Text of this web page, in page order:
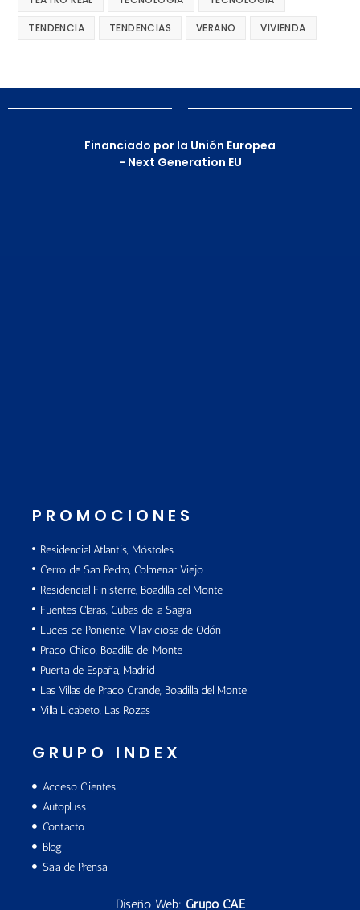
TENDENCIA TENDENCIAS VERANO VIVIENDA
Financiado por la Unión Europea
- Next Generation EU
PROMOCIONES
Residencial Atlantis, Móstoles
Cerro de San Pedro, Colmenar Viejo
Residencial Finisterre, Boadilla del Monte
Fuentes Claras, Cubas de la Sagra
Luces de Poniente, Villaviciosa de Odón
Prado Chico, Boadilla del Monte
Puerta de España, Madrid
Las Villas de Prado Grande, Boadilla del Monte
Villa Licabeto, Las Rozas
GRUPO INDEX
Acceso Clientes
Autopluss
Contacto
Blog
Sala de Prensa
Diseño Web: Grupo CAE